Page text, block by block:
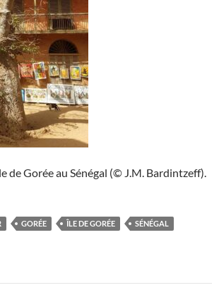
de Gorée au Sénégal (© J.M. Bardintzeff).
GORÉE ÎLE DE GORÉE
SÉNÉGAL